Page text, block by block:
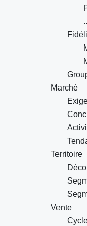
Marché
Territoire
Vente